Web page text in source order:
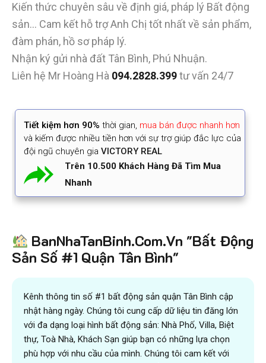
Kiến thức chuyên sâu về định giá, pháp lý Bất động
sản… Cam kết hỗ trợ Anh Chị tốt nhất về sản phẩm,
đàm phán, hồ sơ pháp lý.
Nhận ký gửi nhà đất Tân Bình, Phú Nhuận.
Liên hệ Mr Hoàng Hà 094.2828.399tư vấn 24/7
Tiết kiệm hơn 90% thời gian, mua bán được nhanh hơn
và kiếm được nhiều tiền hơn với sự trợ giúp đắc lực của
đội ngũ chuyên gia VICTORY REAL
Trên 10.500 Khách Hàng Đã Tìm Mua
Nhanh
BanNhaTanBinh.Com.Vn "Bất Động
Sản Số #1 Quận Tân Bình"
Kênh thông tin số #1 bất động sản quận Tân Bình cập
nhật hàng ngày. Chúng tôi cung cấp dữ liệu tin đăng lớn
với đa dạng loại hình bất động sản: Nhà Phố, Villa, Biệt
thự, Toà Nhà, Khách Sạn giúp bạn có những lựa chọn
phù hợp với nhu cầu của mình. Chúng tôi cam kết với